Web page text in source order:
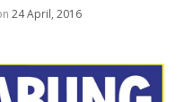
24 April, 2016